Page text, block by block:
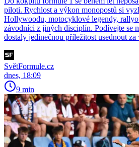
piloti. Rychlost a výkon monopostů si
Hollywoodu, motocyklové legendy,
závodníci z jiných disciplín. Podívejte se
dostaly jedinečnou příležitost usednout
SvětFormule.cz
dnes, 18:09
9 min